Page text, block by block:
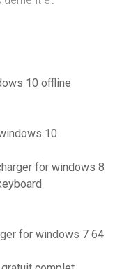
10 offline
10
for windows 8
for windows 7 64